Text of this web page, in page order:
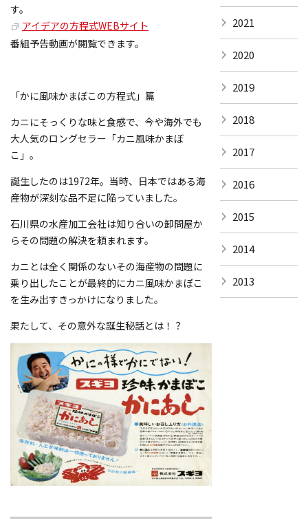
す。
アイデアの方程式WEBサイト
番組予告動画が閲覧できます。
「かに風味かまぼこの方程式」篇
カニにそっくりな味と食感で、今や海外でも
大人気のロングセラー「カニ風味かまぼ
こ」。
誕生したのは1972年。当時、日本ではある海
産物が深刻な品不足に陥っていました。
石川県の水産加工会社は知り合いの卸問屋か
らその問題の解決を頼まれます。
カニとは全く関係のないその海産物の問題に
乗り出したことが最終的にカニ風味かまぼこ
を生み出すきっかけになりました。
果たして、その意外な誕生秘話とは！？
2021
2020
2019
2018
2017
2016
2015
2014
2013